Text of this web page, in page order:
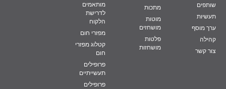
שותפים
תעשיות
ערך מוסף
קהילה
צור קשר
מתכות
מוטות
מושחזים
פלטות
מושחזות
מותאמים
לדרישת
הלקוח
מפזרי חום
קטלוג מפזרי
חום
פרופילים
תעשייתיים
פרופילים